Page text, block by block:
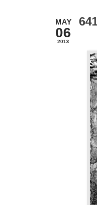
MAY
06
2013